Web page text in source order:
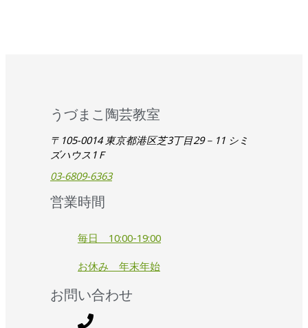
うづまこ陶芸教室
〒105-0014 東京都港区芝3丁目29－11 シミ
ズハウス1Ｆ
03-6809-6363
営業時間
毎日 10:00-19:00
お休み 年末年始
お問い合わせ